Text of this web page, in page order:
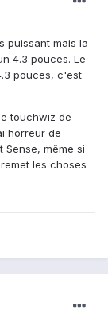
puissant mais la
4.3 pouces. Le
pouces, c'est
touchwiz de
horreur de
même si
les choses